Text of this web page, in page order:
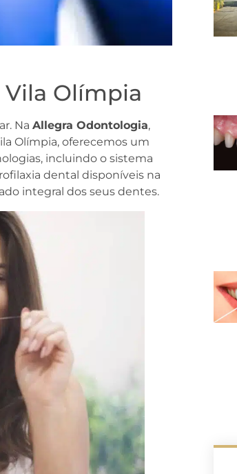
Olímpia
Na Allegra Odontologia,
Olímpia, oferecemos um
incluindo o sistema
dental disponíveis na
integral dos seus dentes.